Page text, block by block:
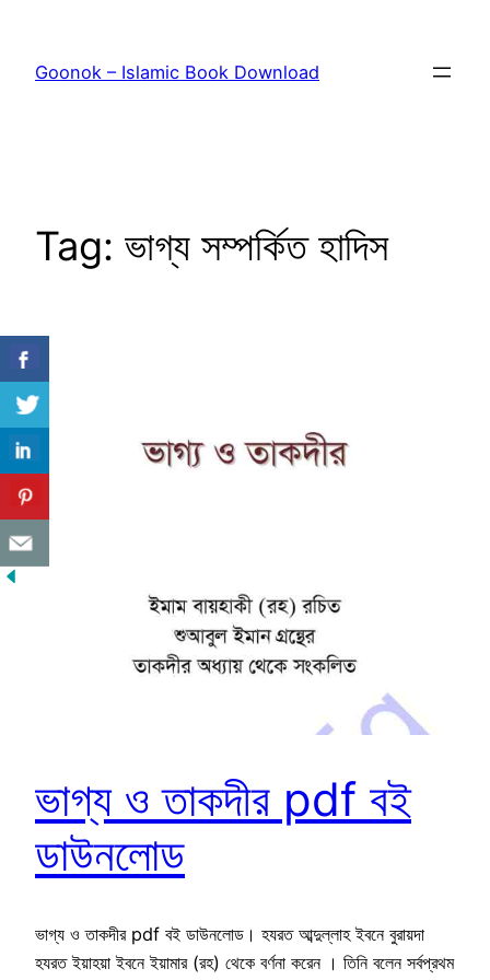
content
Goonok – Islamic Book Download
Tag: ভাগ্য সম্পর্কিত হাদিস
ভাগ্য ও তাকদীর pdf বই
ডাউনলোড
ভাগ্য ও তাকদীর pdf বই ডাউনলোড। হযরত আব্দুল্লাহ ইবনে বুরায়দা
হযরত ইয়াহয়া ইবনে ইয়ামার (রহ) থেকে বর্ণনা করেন । তিনি বলেন সর্বপ্রথম